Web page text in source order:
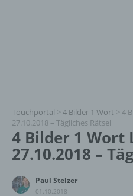
Touchportal > 4 Bilder 1 Wort > 4
27.10.2018 – Tägliches Rätsel
4 Bilder 1 Wort
27.10.2018 –
Paul Stelzer
01.10.2018